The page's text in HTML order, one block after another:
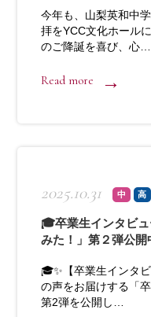
今年も、山梨英和中
拝をYCC文化ホール
のご降誕を喜び、心…
Read more
2025.10.31 中 高
🎓卒業生インタビ
みた！」第２弾公開
🎓✨【卒業生インタ
の声をお届けする「
第2弾を公開し…